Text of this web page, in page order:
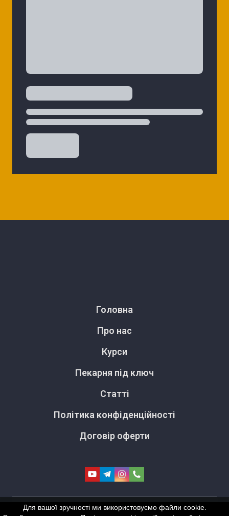
Головна
Про нас
Курси
Пекарня під ключ
Статті
Політика конфіденційності
Договір оферти
Для вашої зручності ми використовуємо файли cookie.